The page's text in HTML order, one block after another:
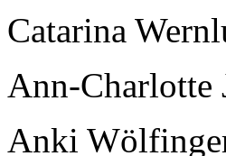
Catarina
Ann-Charlotte
Anki